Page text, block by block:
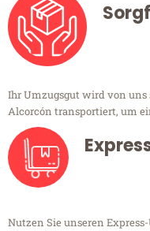
Ihr Umzugsgut wird von
Alcorcón transportiert, um
Nutzen Sie unseren